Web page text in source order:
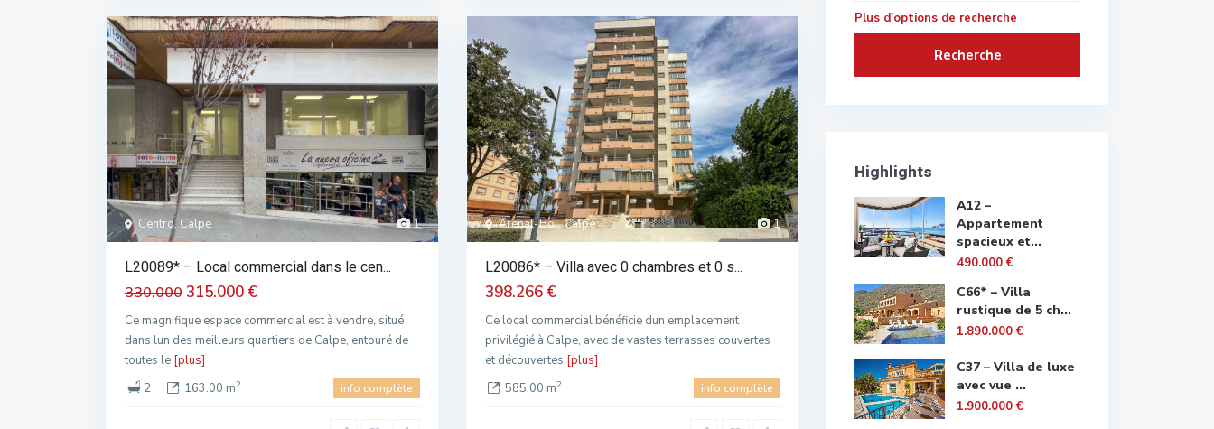
1
Centro, Calpe
L20089* – Local commercial dans le cen...
330.000 315.000 €
Ce magnifique espace commercial est à vendre, situé
dans lun des meilleurs quartiers de Calpe, entouré de
toutes le [plus]
2
163.00 m2 info complète
1
Arenal-Bol, Calpe
L20086* – Villa avec 0 chambres et 0 s...
398.266 €
Ce local commercial bénéficie dun emplacement
privilégié à Calpe, avec de vastes terrasses couvertes
et découvertes [plus]
585.00 m2 info complète
Plus d'options de recherche
Recherche
Highlights
A12 –
Appartement
spacieux et...
490.000 €
C66* – Villa
rustique de 5 ch...
1.890.000 €
C37 – Villa de luxe
avec vue ...
1.900.000 €